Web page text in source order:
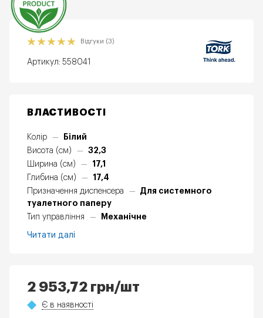
Відгуки (3)
Артикул: 558041
ВЛАСТИВОСТІ
Колір —
Білий
Висота (см)
—
32,3
Ширина (см)
—
17,1
Глибина (см)
—
17,4
Призначення диспенсера
—
Для системного
туалетного паперу
Тип управління
— Механічне
Читати далі
2 953,72 грн/шт
Є в наявності